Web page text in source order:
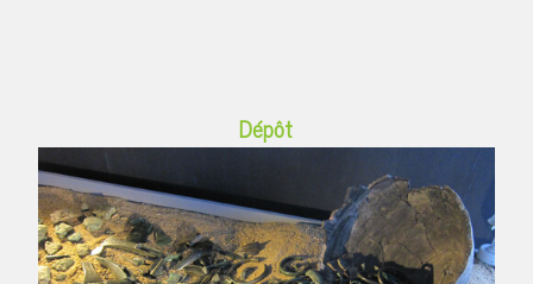
Dépôt